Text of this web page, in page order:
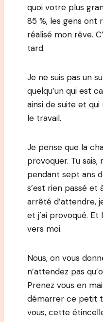
quoi votre plus
85 %, les gens ont
réalisé mon rêve.
tard.
Je ne suis pas un
quelqu’un qui est
ainsi de suite et
le travail.
Je pense que la
provoquer. Tu sais,
pendant sept ans
s’est rien passé et
arrêté d’attendre,
et j’ai provoqué.
vers moi.
Nous, on vous
n’attendez pas
Prenez vous en
démarrer ce petit
vous, cette